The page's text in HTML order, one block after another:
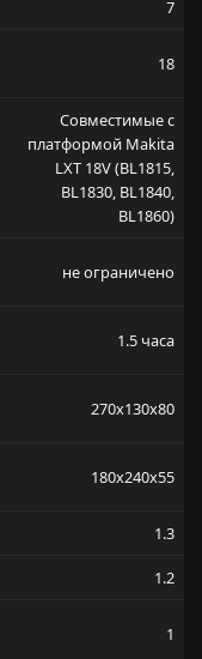
7
18
Совместимые с
платформой Makita
LXT 18V (BL1815,
BL1830, BL1840,
BL1860)
не ограничено
1.5 часа
270x130x80
180x240x55
1.3
1.2
1